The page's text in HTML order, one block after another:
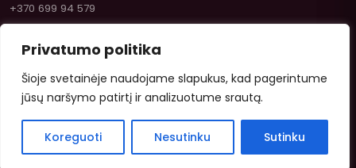
Privatumo politika
Šioje svetainėje naudojame slapukus, kad pagerintume
jūsų naršymo patirtį ir analizuotume srautą.
Koreguoti Nesutinku Sutinku
+370 699 94 579
© 2026 Dovanatau.lt — Saldumynai ir žaislai internetu.
VISA
Mastercard